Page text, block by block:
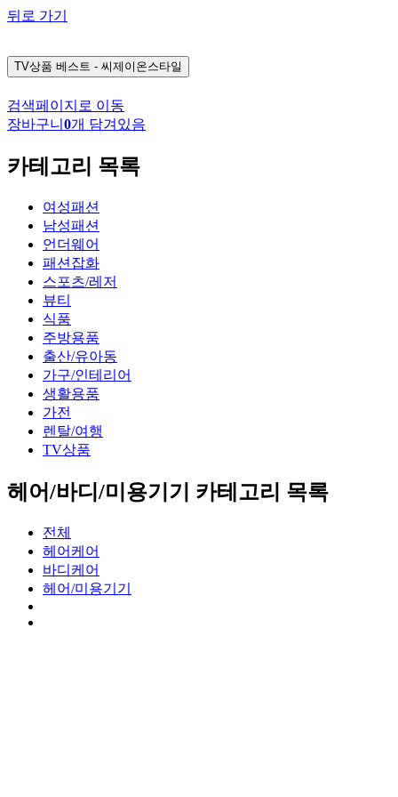
뒤로 가기
TV상품 베스트 - 씨제이온스타일
검색페이지로 이동
장바구니 0개 담겨있음
카테고리 목록
여성패션
남성패션
언더웨어
패션잡화
스포츠/레저
뷰티
식품
주방용품
출산/유아동
가구/인테리어
생활용품
가전
렌탈/여행
TV상품
헤어/바디/미용기기 카테고리 목록
전체
헤어케어
바디케어
헤어/미용기기